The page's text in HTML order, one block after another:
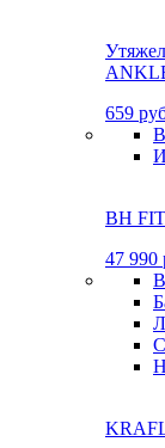
659
BH
47 990